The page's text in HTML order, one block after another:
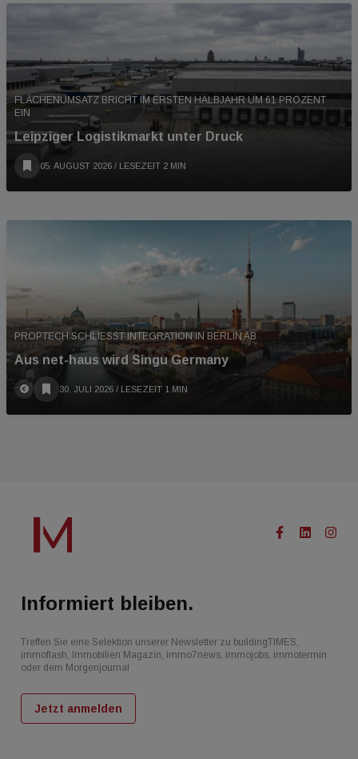
FLÄCHENUMSATZ BRICHT IM ERSTEN HALBJAHR UM 61 PROZENT
EIN
Leipziger Logistikmarkt unter Druck
05. AUGUST 2026 / LESEZEIT 2 MIN
PROPTECH SCHLIESST INTEGRATION IN BERLIN AB
Aus net-haus wird Singu Germany
30. JULI 2026 / LESEZEIT 1 MIN
Informiert bleiben.
Treffen Sie eine Selektion unserer Newsletter zu buildingTIMES,
immoflash, Immobilien Magazin, immo7news, immojobs, immotermin
oder dem Morgenjournal
Jetzt anmelden